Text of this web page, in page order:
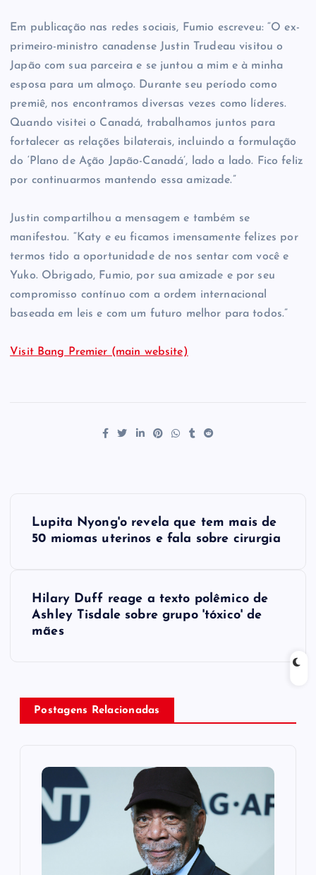
Em publicação nas redes sociais, Fumio escreveu: “O ex-
primeiro-ministro canadense Justin Trudeau visitou o
Japão com sua parceira e se juntou a mim e à minha
esposa para um almoço. Durante seu período como
premiê, nos encontramos diversas vezes como líderes.
Quando visitei o Canadá, trabalhamos juntos para
fortalecer as relações bilaterais, incluindo a formulação
do ‘Plano de Ação Japão-Canadá’, lado a lado. Fico feliz
por continuarmos mantendo essa amizade.”
Justin compartilhou a mensagem e também se
manifestou. “Katy e eu ficamos imensamente felizes por
termos tido a oportunidade de nos sentar com você e
Yuko. Obrigado, Fumio, por sua amizade e por seu
compromisso contínuo com a ordem internacional
baseada em leis e com um futuro melhor para todos.”
Visit Bang Premier (main website)
v
Lupita Nyong'o revela que tem mais de
50 miomas uterinos e fala sobre cirurgia
Hilary Duff reage a texto polêmico de
Ashley Tisdale sobre grupo 'tóxico' de
mães
Postagens Relacionadas